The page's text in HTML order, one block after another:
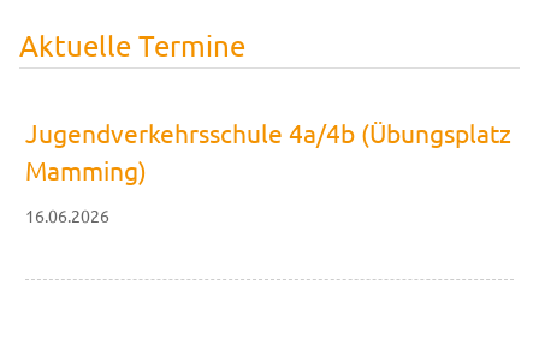
Aktuelle Termine
Jugendverkehrsschule 4a/4b (Übungsplatz
Mamming)
16.06.2026